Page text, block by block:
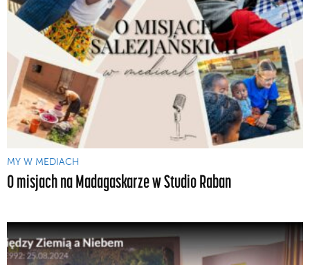
MY W MEDIACH
O misjach na Madagaskarze w Studio Raban